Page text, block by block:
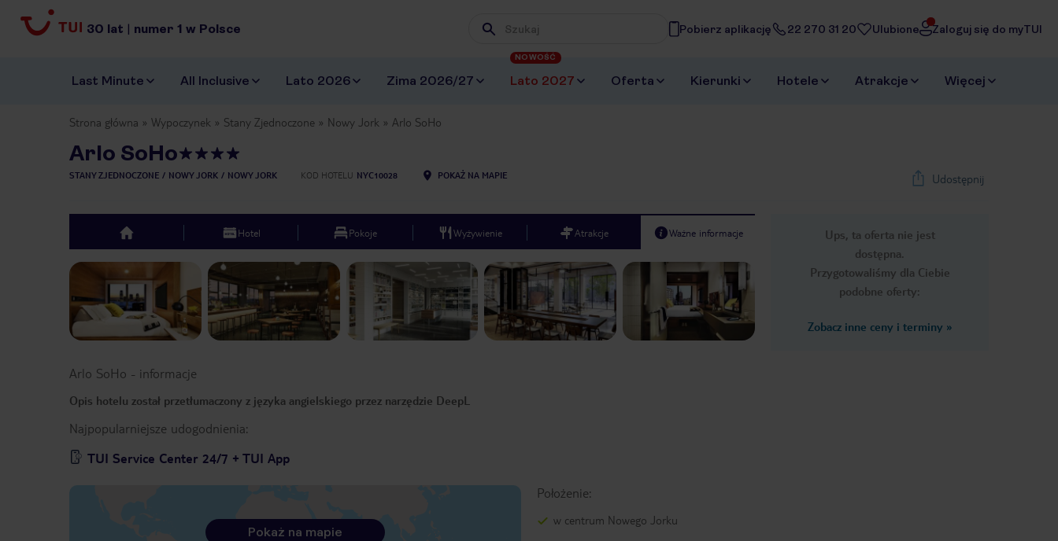
30 lat | numer 1 w Polsce Wpisz frazę, której szukasz
Pobierz aplikację 22 270 31 20 Ulubione Zaloguj się do myTUI
Last Minute All Inclusive Lato 2026 Zima 2026/27 Lato 2027
NOWOŚĆ
Oferta Kierunki Hotele Atrakcje Więcej
Strona główna Wypoczynek Stany Zjednoczone Nowy Jork Arlo SoHo
Arlo SoHo
STANY ZJEDNOCZONE NOWY JORK NOWY JORK KOD HOTELU NYC10028 POKAŻ NA MAPIE Udostępnij
Ups, ta oferta nie jest
dostępna.
Przygotowaliśmy dla Ciebie
podobne oferty:
Zobacz inne ceny i terminy »
top Hotel Pokoje Wyżywienie Atrakcje Ważne informacje
Previous slide Next slide
1/6
Arlo SoHo - informacje
Opis hotelu został przetłumaczony z języka angielskiego przez narzędzie DeepL
Najpopularniejsze udogodnienia:
TUI Service Center 24/7 + TUI App
Położenie:
w centrum Nowego Jorku
Pokaż na mapie